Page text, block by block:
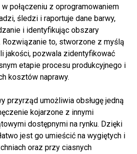
połączeniu z oprogramowaniem
śledzi i raportuje dane barwy,
i identyfikując obszary
Rozwiązanie to, stworzone z myślą
jakości, pozwala zidentyfikować
etapie procesu produkcyjnego i
kosztów naprawy.
przyrząd umożliwia obsługę jedną
kojarzone z innymi
dostępnymi na rynku. Dzięki
jest go umieścić na wygiętych i
oraz przy ciasnych